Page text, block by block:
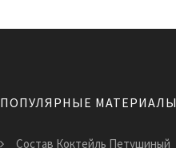
ПОПУЛЯРНЫЕ МАТЕРИАЛЫ
Состав Коктейль Петушиный